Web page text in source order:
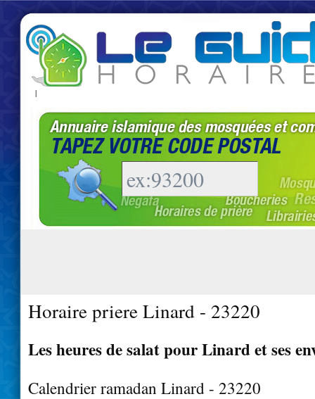
|
Horaire priere Linard - 23220
Les heures de salat pour Linard et ses
Calendrier ramadan Linard - 23220